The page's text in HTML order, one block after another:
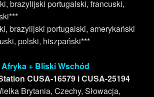
brazylijski portugalski, francuski,
brazylijski portugalski, amerykański
polski, hiszpański***
+ Bliski Wschód
CUSA-16579 i CUSA-25194
Brytania, Czechy, Słowacja,